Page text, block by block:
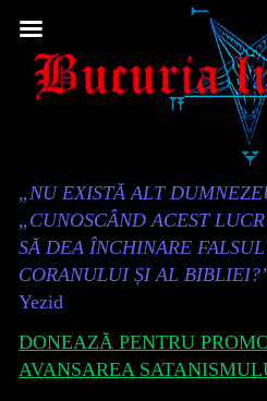
to
Content
Header
„NU EXISTĂ ALT
„CUNOSCÂND ACEST
SĂ DEA ÎNCHINARE
CORANULUI ȘI AL
Yezid
DONEAZĂ PENTRU
AVANSAREA